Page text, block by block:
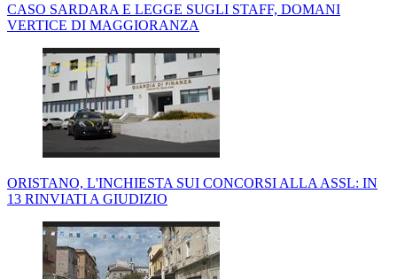
CASO SARDARA E LEGGE SUGLI STAFF, DOMANI
VERTICE DI MAGGIORANZA
ORISTANO, L'INCHIESTA SUI CONCORSI ALLA ASSL: IN
13 RINVIATI A GIUDIZIO